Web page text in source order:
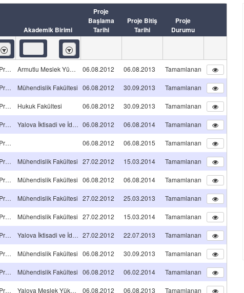
Akademik Birimi
Proje
Başlama
Tarihi
Proje Bitiş
Tarihi
Proje
Durumu
İçeren İçeren
Araştırma A TİPİ Projeleri Armutlu Meslek Yüksekokulu 06.08.2012 06.08.2013 Tamamlanan
Araştırma A TİPİ Projeleri Mühendislik Fakültesi 06.08.2012 30.09.2013 Tamamlanan
Araştırma A TİPİ Projeleri Hukuk Fakültesi 06.08.2012 30.09.2013 Tamamlanan
Araştırma A TİPİ Projeleri Yalova İktisadi ve İdari Bilimler Fakültesi 06.08.2012 06.08.2014 Tamamlanan
Araştırma A TİPİ Projeleri 06.08.2012 06.08.2015 Tamamlanan
Araştırma A TİPİ Projeleri Mühendislik Fakültesi 27.02.2012 15.03.2014 Tamamlanan
Araştırma A TİPİ Projeleri Mühendislik Fakültesi 06.08.2012 06.08.2014 Tamamlanan
Araştırma A TİPİ Projeleri Mühendislik Fakültesi 27.02.2012 25.03.2013 Tamamlanan
Araştırma A TİPİ Projeleri Mühendislik Fakültesi 27.02.2012 15.03.2014 Tamamlanan
Araştırma A TİPİ Projeleri Yalova İktisadi ve İdari Bilimler Fakültesi 27.02.2012 22.07.2013 Tamamlanan
Araştırma A TİPİ Projeleri Mühendislik Fakültesi 06.08.2012 30.09.2013 Tamamlanan
Araştırma A TİPİ Projeleri Mühendislik Fakültesi 06.08.2012 06.02.2014 Tamamlanan
Araştırma A TİPİ Projeleri Yalova Meslek Yüksekokulu 06.08.2012 06.08.2013 Tamamlanan